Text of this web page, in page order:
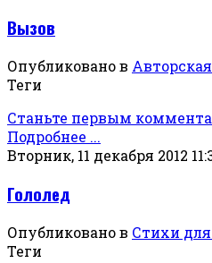
Вызов
Опубликовано в
Теги
Станьте первым
Подробнее ...
Вторник, 11 декабря 2012
Гололед
Опубликовано в Стихи
Теги